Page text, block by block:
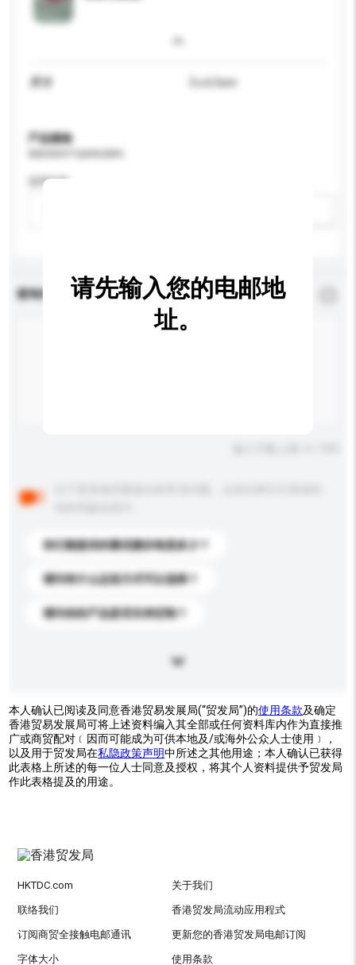
3 x 6.5cm
产品规格
适用年龄
查询内容 *必须填写
你们能提供的最优惠价格是多少？
请问有什么运送方式可以选择？
请问你的产品是否支持定制？
请先输入您的电邮地
址。
本人确认已阅读及同意香港贸易发展局(“贸发局”)的使用条款及确定
香港贸易发展局可将上述资料编入其全部或任何资料库内作为直接推
广或商贸配对﹝因而可能成为可供本地及/或海外公众人士使用﹞，
以及用于贸发局在私隐政策声明中所述之其他用途；本人确认已获得
此表格上所述的每一位人士同意及授权，将其个人资料提供予贸发局
作此表格提及的用途。
HKTDC.com 关于我们
联络我们 香港贸发局流动应用程式
订阅商贸全接触电邮通讯 更新您的香港贸发局电邮订阅
字体大小 使用条款